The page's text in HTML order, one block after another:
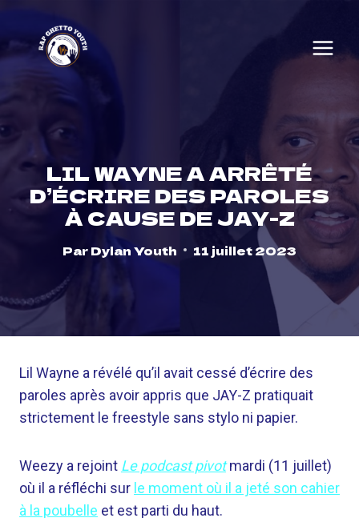
content
LIL WAYNE A ARRÊTÉ
D’ÉCRIRE DES PAROLES
À CAUSE DE JAY-Z
ParDylan Youth 11 juillet 2023
Lil Wayne a révélé qu’il avait cessé d’écrire des
paroles après avoir appris que JAY-Z pratiquait
strictement le freestyle sans stylo ni papier.
Weezy a rejoint Le podcast pivotmardi (11 juillet)
où il a réfléchi sur le moment où il a jeté son cahier
à la poubelle et est parti du haut.